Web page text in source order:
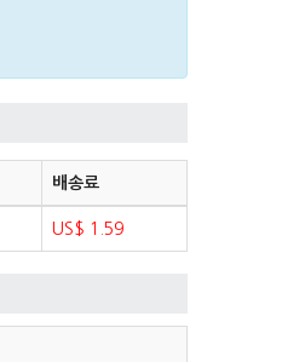
배송료
US$ 1.59